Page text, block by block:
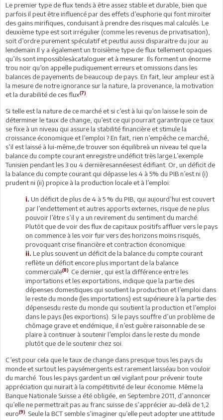
Le premier type de flux tends à être assez stable et durable, bien que
parfois il peut être influencé par des effets d’euphorie qui font miroiter
des gains mirifiques, conduisant à prendre des risques mal calculés. Le
deuxième type est soit irrégulier (comme les revenus de privatisation),
soit d’ordre purement spéculatif et peutlui aussi disparaitre du jour au
lendemain.Il y a également un troisième type de flux tellement opaques
qu’ils sont impossiblesàcataloguer et à mesurer. Ils forment un énorme
trou noir qu’on appelle pudiquement erreurs et omissions dans les
balances de payements de beaucoup de pays. En fait, leur ampleur est à
la mesure de notre ignorance sur la nature, la provenance, la motivation
et la durabilité de ces flux(7)
Si telle est la nature de ce marché et si c’est à lui qu’on laisse le soin de
déterminer le taux de change, qu’est ce qui pourrait garantirque ce taux
se fixe à un niveau qui assure la stabilité financière et stimule la
croissance économique et l’emploi ? En fait, rien n’empêche ce marché,
s’il est laissé à lui-même,de trouver son équilibreà un niveau tel que la
balance du compte courant enregistre undéficit très large.L’exemple
Tunisien pendant les 3 ou 4 dernièresannéesest édifiant. Or, un déficit de
la balance du compte courant qui dépasse les 4 à 5% du PIB n’est ni (i)
prudent ni (ii) propice à la production locale et à l’emploi:
i. Un déficit de plus de 4 à 5 % du PIB, qui aujourd’hui est couvert
par l’endettement et autres apports externes, risque de ne plus
pouvoir l’être s’il y a un revirement du sentiment du marché.
Plutôt que de voir des flux de capitaux positifs affluer vers le pays
on commence à les voir fuir vers des horizons moins risqués,
provoquant crise financière et contraction économique.
ii. Le plus souvent un déficit de la balance du compte courant
reflète un déficit encore plus important de la balance
commerciale(8)
. Ce dernier, qui est la différence entre les
importations et les exportations, indique que la partie des
dépenses domestiques qui soutient la production et l’emploi dans
le reste du monde (les importations) est supérieure à la partie des
dépensesdu reste du monde qui soutient la production et l’emploi
dans le pays (les exportions). Si le pays souffre d’un problème de
chômage grave et endémique, il n’est guère raisonnable de se
plaire à continuer à soutenir l’emploi dans le reste du monde
plutôt que de le soutenir chez soi.
C’est pour cela que le taux de change dans presque tous les pays du
monde et surtout les paysémergents est rarement laisséau bon vouloir
du marché. Tous les pays gardent un œil vigilant pour prévenir toute
appréciation qui nuirait à la compétitivité de leur économie. Même la
Banque Nationale Suisse a été obligée, en Septembre 2011, d’annoncer
qu’elle ne permettrait pas au franc suisse de s’apprécier au-delà de 1,2
euro(9)
. Seule la BCT semble s’imaginer qu’elle peut adopter une attitude